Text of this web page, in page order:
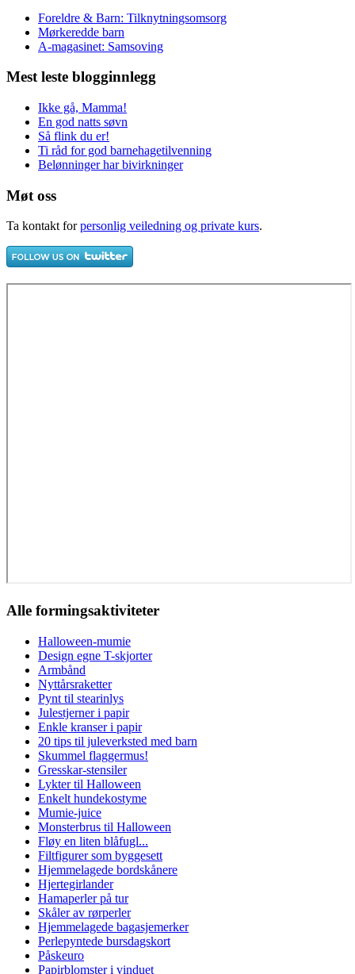
Foreldre & Barn: Tilknytningsomsorg
Mørkeredde barn
A-magasinet: Samsoving
Mest leste blogginnlegg
Ikke gå, Mamma!
En god natts søvn
Så flink du er!
Ti råd for god barnehagetilvenning
Belønninger har bivirkninger
Møt oss
Ta kontakt forpersonlig veiledning og private kurs.
Alle formingsaktiviteter
Halloween-mumie
Design egne T-skjorter
Armbånd
Nyttårsraketter
Pynt til stearinlys
Julestjerner i papir
Enkle kranser i papir
20 tips til juleverksted med barn
Skummel flaggermus!
Gresskar-stensiler
Lykter til Halloween
Enkelt hundekostyme
Mumie-juice
Monsterbrus til Halloween
Fløy en liten blåfugl...
Filtfigurer som byggesett
Hjemmelagede bordskånere
Hjertegirlander
Hamaperler på tur
Skåler av rørperler
Hjemmelagede bagasjemerker
Perlepyntede bursdagskort
Påskeuro
Papirblomster i vinduet